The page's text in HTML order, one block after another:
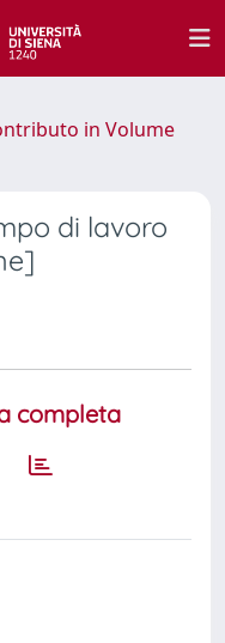
in Volume
di lavoro
completa